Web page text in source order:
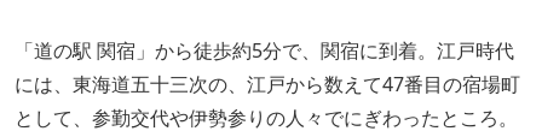
「道の駅 関宿」から徒歩約5分で、関宿に到着。江戸時代
には、東海道五十三次の、江戸から数えて47番目の宿場町
として、参勤交代や伊勢参りの人々でにぎわったところ。